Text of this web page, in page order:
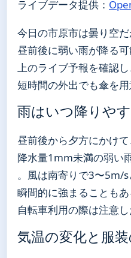
ライブデータ提供：
今日の市原市は曇り空だ
昼前後に弱い雨が降る可
上のライブ予報を確認し
短時間の外出でも傘を用
雨はいつ降りや
昼前後から夕方にかけて
降水量1mm未満の弱い
。風は南寄りで3〜5m/s
瞬間的に強まることもあ
自転車利用の際は注意し
気温の変化と服